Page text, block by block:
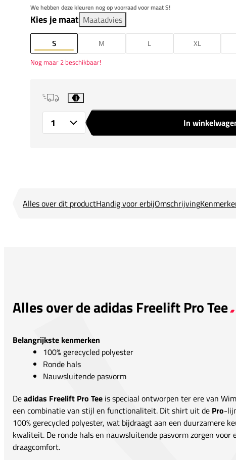
We hebben deze kleuren nog op voorraad voor maat S!
Kies je maat Maatadvies
S M L XL
Nog maar 2 beschikbaar!
i
In
Alles over dit productHandig voor erbijOmschrijving
Alles over de adidas Freelift Pro Tee
Belangrijkste kenmerken
100% gerecycled polyester
Ronde hals
Nauwsluitende pasvorm
Deadidas Freelift Pro Tee is speciaal ontworpen ter ere van
een combinatie van stijl en functionaliteit. Dit shirt uit de Pro-
100% gerecycled polyester, wat bijdraagt aan een duurzamere
kwaliteit. De ronde hals en nauwsluitende pasvorm zorgen voor
draagcomfort.